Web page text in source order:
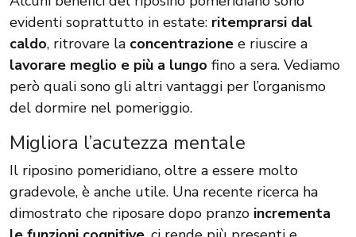
evidenti soprattutto in estate: ritemprarsi dal
caldo, ritrovare la concentrazione e riuscire a
lavorare meglio e più a lungo fino a sera. Vediamo
però quali sono gli altri vantaggi per l’organismo
del dormire nel pomeriggio.
Migliora l’acutezza mentale
Il riposino pomeridiano, oltre a essere molto
gradevole, è anche utile. Una recente ricerca ha
dimostrato che riposare dopo pranzo incrementa